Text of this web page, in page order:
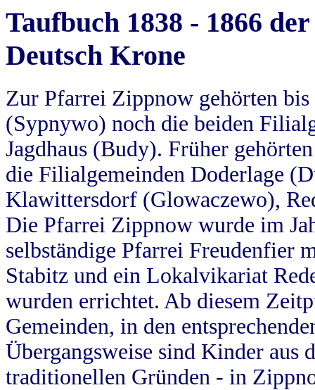
Taufbuch 1838 - 1866
Deutsch Krone
Zur Pfarrei Zippnow gehörten
(Sypnywo) noch die beiden
Jagdhaus (Budy). Früher
die Filialgemeinden Doderlage
Klawittersdorf (Glowaczewo),
Die Pfarrei Zippnow wurde im
selbständige Pfarrei Freudenfier
Stabitz und ein Lokalvikariat
wurden errichtet. Ab diesem
Gemeinden, in den
Übergangsweise sind Kinder aus
traditionellen Gründen - in